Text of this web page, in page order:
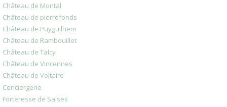
Château de Montal
Château de pierrefonds
Château de Puyguilhem
Château de Rambouillet
Château de Talcy
Château de Vincennes
Château de Voltaire
Conciergerie
Forteresse de Salses